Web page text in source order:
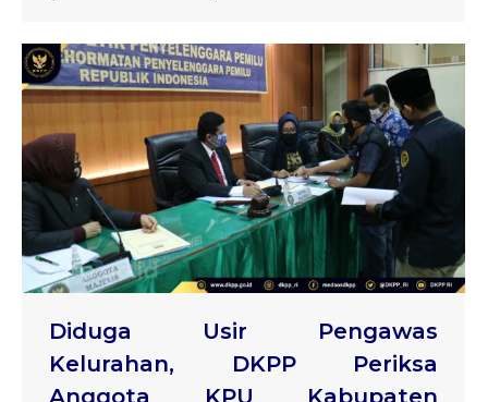
Diduga Usir Pengawas
Kelurahan, DKPP Periksa
Anggota KPU Kabupaten